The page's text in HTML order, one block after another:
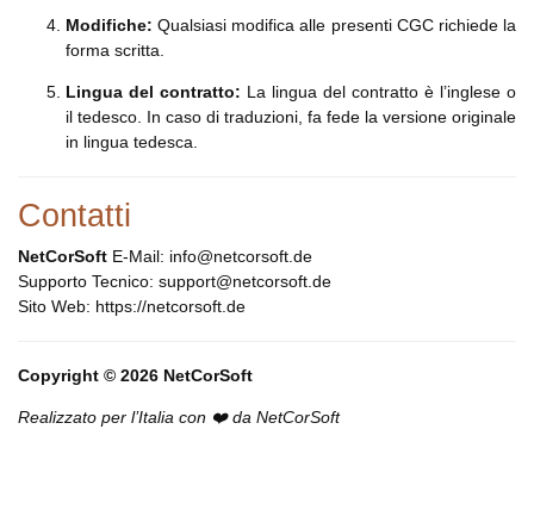
Modifiche: Qualsiasi modifica alle presenti CGC richiede la
forma scritta.
Lingua del contratto: La lingua del contratto è l’inglese o
il tedesco. In caso di traduzioni, fa fede la versione originale
in lingua tedesca.
Contatti
NetCorSoft E-Mail: info@netcorsoft.de
Supporto Tecnico: support@netcorsoft.de
Sito Web: https://netcorsoft.de
Copyright © 2026 NetCorSoft
Realizzato per l’Italia con ❤️ da NetCorSoft